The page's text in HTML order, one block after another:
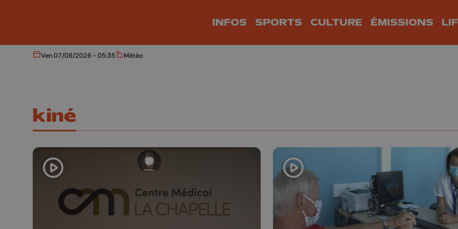
INFOS SPORTS CULTURE ÉMISSIONS
Aujourd'hui
Ven 07/08/2026 - 05:35 Météo
Météo
kiné